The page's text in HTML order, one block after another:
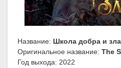
Название: Школа добра и зла
Оригинальное название: The
Год выхода: 2022